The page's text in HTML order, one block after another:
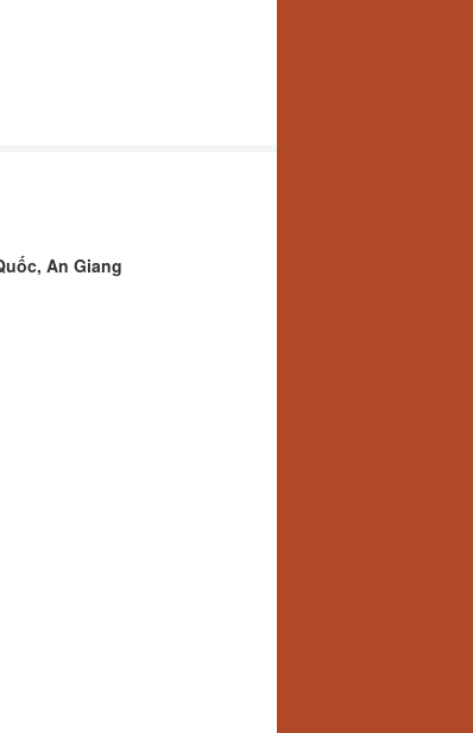
An Giang